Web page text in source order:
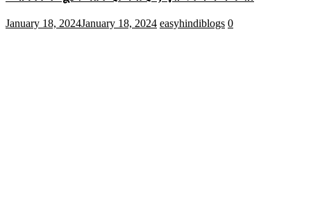
January 18, 2024January 18, 2024 easyhindiblogs 0